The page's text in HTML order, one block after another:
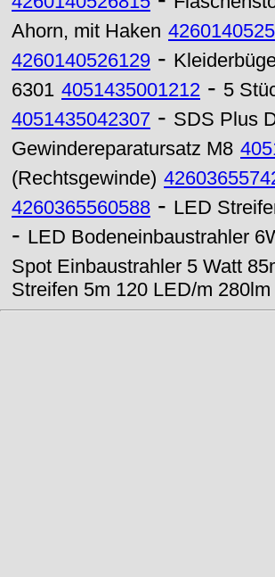
Ahorn, mit Haken
4260140526129 -
6301 4051435001212 - 5
4051435042307 - SDS Plus
Gewindereparatursatz M8
(Rechtsgewinde)
4260365560588 - LED
- LED Bodeneinbaustrahler
Spot Einbaustrahler 5 Watt
Streifen 5m 120 LED/m